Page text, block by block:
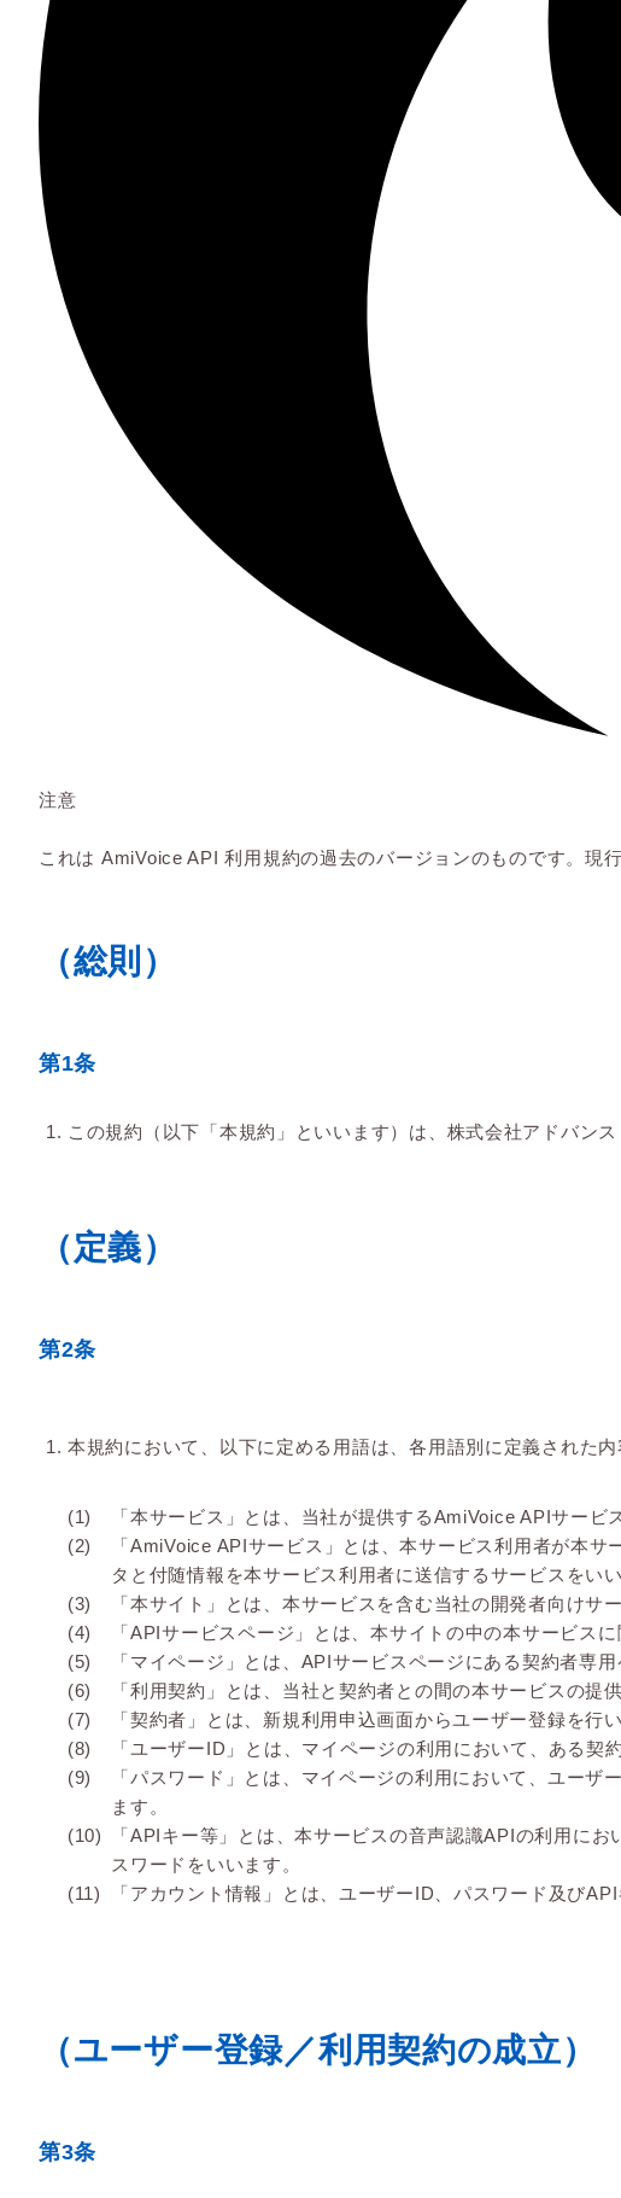
注意
これは AmiVoice API 利用規約の過去のバージョンのものです。現
（総則）
第1条
この規約（以下「本規約」といいます）は、株式会社アドバン
（定義）
第2条
本規約において、以下に定める用語は、各用語別に定義された内
「本サービス」とは、当社が提供するAmiVoice APIサー
「AmiVoice APIサービス」とは、本サービス利用者が本
タと付随情報を本サービス利用者に送信するサービスをいい
「本サイト」とは、本サービスを含む当社の開発者向け
「APIサービスページ」とは、本サイトの中の本サービス
「マイページ」とは、APIサービスページにある契約者専用
「利用契約」とは、当社と契約者との間の本サービスの提
「契約者」とは、新規利用申込画面からユーザー登録を行
「ユーザーID」とは、マイページの利用において、ある
「パスワード」とは、マイページの利用において、ユー
ます。
「APIキー等」とは、本サービスの音声認識APIの利用に
スワードをいいます。
「アカウント情報」とは、ユーザーID、パスワード及びAPI
（ユーザー登録／利用契約の成立）
第3条